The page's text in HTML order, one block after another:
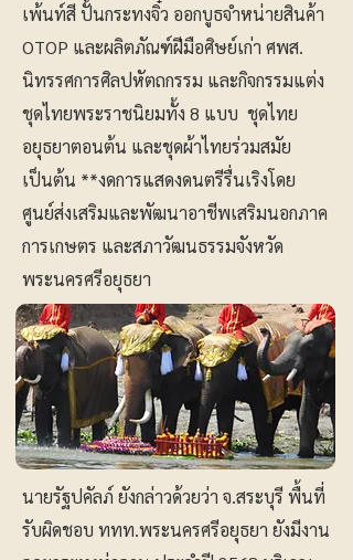
เพ้นท์สี ปั้นกระทงจิ๋ว ออกบูธจำหน่ายสินค้า
OTOP และผลิตภัณฑ์ฝีมือศิษย์เก่า ศพส.
นิทรรศการศิลปหัตถกรรม และกิจกรรมแต่ง
ชุดไทยพระราชนิยมทั้ง 8 แบบ ชุดไทย
อยุธยาตอนต้น และชุดผ้าไทยร่วมสมัย
เป็นต้น **งดการแสดงดนตรีรื่นเริงโดย
ศูนย์ส่งเสริมและพัฒนาอาชีพเสริมนอกภาค
การเกษตร และสภาวัฒนธรรมจังหวัด
พระนครศรีอยุธยา
นายรัฐปคัลภ์ ยังกล่าวด้วยว่า จ.สระบุรี พื้นที่
รับผิดชอบ ททท.พระนครศรีอยุธยา ยังมีงาน